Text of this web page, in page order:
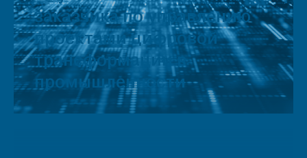
заказчика по управлению
проектами цифровой
трансформации в
промышленности